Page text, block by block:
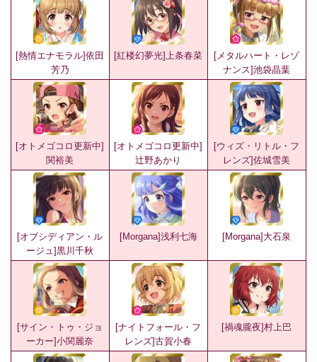
[熱情エナモラル]依田
芳乃
[紅楼幻夢光]上条春菜
[メタルハート・レゾ
ナンス]池袋晶葉
[オトメゴコロ更新中]
関裕美
[オトメゴコロ更新中]
辻野あかり
[ウィズ・リトル・フ
レンズ]佐城雪美
[オブシディアン・ル
ージュ]黒川千秋
[Morgana]浅利七海 [Morgana]大石泉
[サイン・トゥ・ジョ
ーカー]小関麗奈
[ナイトフォール・フ
レンズ]古賀小春
[禍魂朧夜]村上巴